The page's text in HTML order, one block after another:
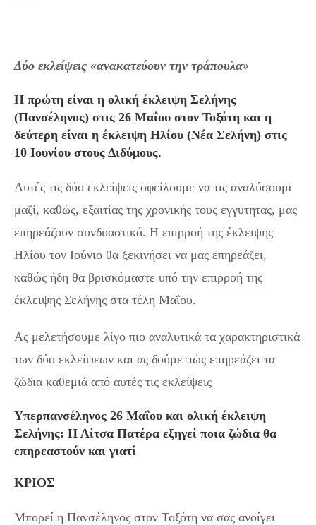
Δύο εκλείψεις «ανακατεύουν την τράπουλα»
Η πρώτη είναι η ολική έκλειψη Σελήνης
(Πανσέληνος) στις 26 Μαΐου στον Τοξότη και η
δεύτερη είναι η έκλειψη Ηλίου (Νέα Σελήνη) στις
10 Ιουνίου στους Διδύμους.
Αυτές τις δύο εκλείψεις οφείλουμε να τις αναλύσουμε
μαζί, καθώς, εξαιτίας της χρονικής τους εγγύτητας, μας
επηρεάζουν συνδυαστικά. Η επιρροή της έκλειψης
Ηλίου τον Ιούνιο θα ξεκινήσει να μας επηρεάζει,
καθώς ήδη θα βρισκόμαστε υπό την επιρροή της
έκλειψης Σελήνης στα τέλη Μαΐου.
Ας μελετήσουμε λίγο πιο αναλυτικά τα χαρακτηριστικά
των δύο εκλείψεων και ας δούμε πώς επηρεάζει τα
ζώδια καθεμιά από αυτές τις εκλείψεις
Υπερπανσέληνος 26 Μαΐου και ολική έκλειψη
Σελήνης: Η Λίτσα Πατέρα εξηγεί ποια ζώδια θα
επηρεαστούν και γιατί
ΚΡΙΟΣ
Μπορεί η Πανσέληνος στον Τοξότη να σας ανοίγει